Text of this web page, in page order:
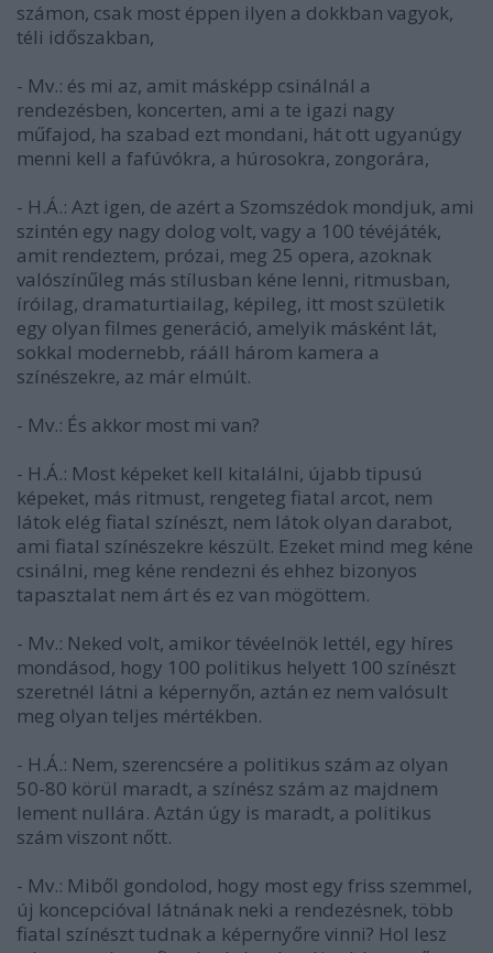
számon, csak most éppen ilyen a dokkban vagyok,
téli időszakban,
- Mv.: és mi az, amit másképp csinálnál a
rendezésben, koncerten, ami a te igazi nagy
műfajod, ha szabad ezt mondani, hát ott ugyanúgy
menni kell a fafúvókra, a húrosokra, zongorára,
- H.Á.: Azt igen, de azért a Szomszédok mondjuk, ami
szintén egy nagy dolog volt, vagy a 100 tévéjáték,
amit rendeztem, prózai, meg 25 opera, azoknak
valószínűleg más stílusban kéne lenni, ritmusban,
íróilag, dramaturtiailag, képileg, itt most születik
egy olyan filmes generáció, amelyik másként lát,
sokkal modernebb, rááll három kamera a
színészekre, az már elmúlt.
- Mv.: És akkor most mi van?
- H.Á.: Most képeket kell kitalálni, újabb tipusú
képeket, más ritmust, rengeteg fiatal arcot, nem
látok elég fiatal színészt, nem látok olyan darabot,
ami fiatal színészekre készült. Ezeket mind meg kéne
csinálni, meg kéne rendezni és ehhez bizonyos
tapasztalat nem árt és ez van mögöttem.
- Mv.: Neked volt, amikor tévéelnök lettél, egy híres
mondásod, hogy 100 politikus helyett 100 színészt
szeretnél látni a képernyőn, aztán ez nem valósult
meg olyan teljes mértékben.
- H.Á.: Nem, szerencsére a politikus szám az olyan
50-80 körül maradt, a színész szám az majdnem
lement nullára. Aztán úgy is maradt, a politikus
szám viszont nőtt.
- Mv.: Miből gondolod, hogy most egy friss szemmel,
új koncepcióval látnának neki a rendezésnek, több
fiatal színészt tudnak a képernyőre vinni? Hol lesz